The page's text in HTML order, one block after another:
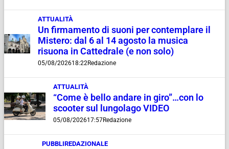
ATTUALITÀ
Un firmamento di suoni per contemplare il
Mistero: dal 6 al 14 agosto la musica
risuona in Cattedrale (e non solo)
05/08/202618:22Redazione
ATTUALITÀ
“Come è bello andare in giro”…con lo
scooter sul lungolago VIDEO
05/08/202617:57Redazione
PUBBLIREDAZIONALE